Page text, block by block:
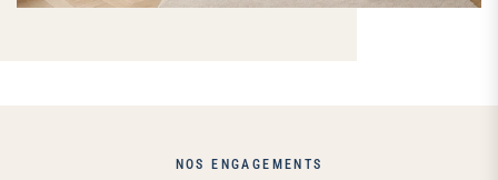
NOS ENGAGEMENTS